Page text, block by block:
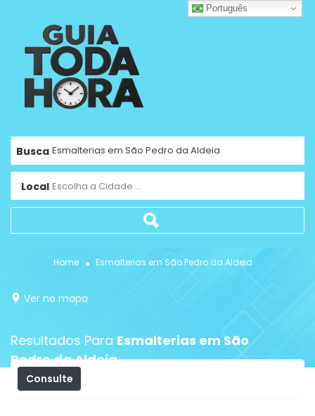
Busca
Local Escolha a Cidade ...
Home Esmalterias em São Pedro da Aldeia
Ver no mapa
Resultados Para Esmalterias em São
Pedro da Aldeia
Consulte
Português